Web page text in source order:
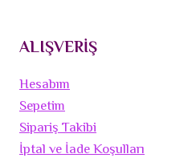
ALIŞVERİŞ
Hesabım
Sepetim
Sipariş Takibi
İptal ve İade Koşulları